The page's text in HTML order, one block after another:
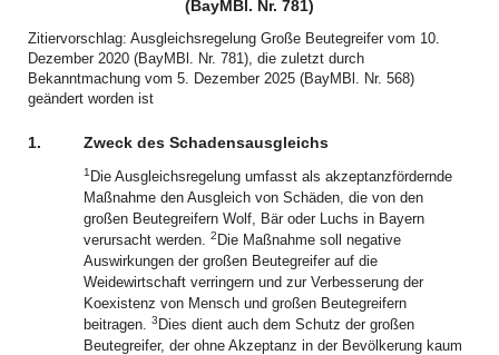
(BayMBl. Nr. 781)
Zitiervorschlag: Ausgleichsregelung Große Beutegreifer vom 10.
Dezember 2020 (BayMBl. Nr. 781), die zuletzt durch
Bekanntmachung vom 5. Dezember 2025 (BayMBl. Nr. 568)
geändert worden ist
1. Zweck des Schadensausgleichs
1 Die Ausgleichsregelung umfasst als akzeptanzfördernde
Maßnahme den Ausgleich von Schäden, die von den
großen Beutegreifern Wolf, Bär oder Luchs in Bayern
verursacht werden. 2 Die Maßnahme soll negative
Auswirkungen der großen Beutegreifer auf die
Weidewirtschaft verringern und zur Verbesserung der
Koexistenz von Mensch und großen Beutegreifern
beitragen. 3 Dies dient auch dem Schutz der großen
Beutegreifer, der ohne Akzeptanz in der Bevölkerung kaum